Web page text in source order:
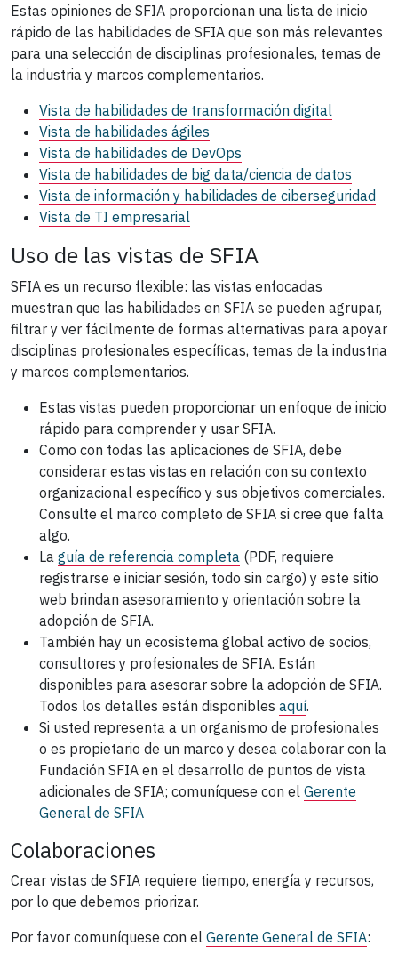
Estas opiniones de SFIA proporcionan una lista de inicio
rápido de las habilidades de SFIA que son más relevantes
para una selección de disciplinas profesionales, temas de
la industria y marcos complementarios.
Vista de habilidades de transformación digital
Vista de habilidades ágiles
Vista de habilidades de DevOps
Vista de habilidades de big data/ciencia de datos
Vista de información y habilidades de ciberseguridad
Vista de TI empresarial
Uso de las vistas de SFIA
SFIA es un recurso flexible: las vistas enfocadas
muestran que las habilidades en SFIA se pueden agrupar,
filtrar y ver fácilmente de formas alternativas para apoyar
disciplinas profesionales específicas, temas de la industria
y marcos complementarios.
Estas vistas pueden proporcionar un enfoque de inicio
rápido para comprender y usar SFIA.
Como con todas las aplicaciones de SFIA, debe
considerar estas vistas en relación con su contexto
organizacional específico y sus objetivos comerciales.
Consulte el marco completo de SFIA si cree que falta
algo.
La guía de referencia completa (PDF, requiere
registrarse e iniciar sesión, todo sin cargo) y este sitio
web brindan asesoramiento y orientación sobre la
adopción de SFIA.
También hay un ecosistema global activo de socios,
consultores y profesionales de SFIA. Están
disponibles para asesorar sobre la adopción de SFIA.
Todos los detalles están disponibles aquí.
Si usted representa a un organismo de profesionales
o es propietario de un marco y desea colaborar con la
Fundación SFIA en el desarrollo de puntos de vista
adicionales de SFIA; comuníquese con el Gerente
General de SFIA
Colaboraciones
Crear vistas de SFIA requiere tiempo, energía y recursos,
por lo que debemos priorizar.
Por favor comuníquese con el Gerente General de SFIA: